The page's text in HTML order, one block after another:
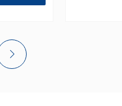
списком файлов cookie